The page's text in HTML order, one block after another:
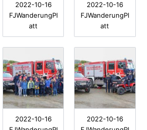
2022-10-16
FJWanderungPl
att
2022-10-16
FJWanderungPl
att
2022-10-16
2022-10-16